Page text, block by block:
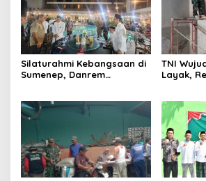
Silaturahmi Kebangsaan di
Sumenep, Danrem
Bangun Madura
TNI
Layak,